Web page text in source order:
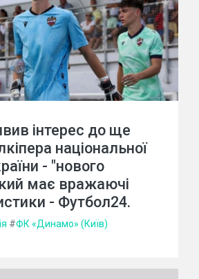
інтерес до ще
національної
- "нового
має вражаючі
- Футбол24.
#ФК «Динамо» (Київ)